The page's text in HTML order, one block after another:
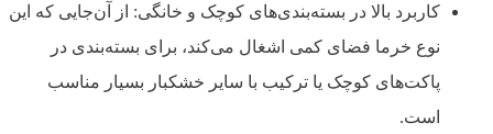
کاربرد بالا در بسته‌بندی‌های کوچک و خانگی: از آن‌جایی که این
نوع خرما فضای کمی اشغال می‌کند، برای بسته‌بندی در
پاکت‌های کوچک یا ترکیب با سایر خشکبار بسیار مناسب
است.